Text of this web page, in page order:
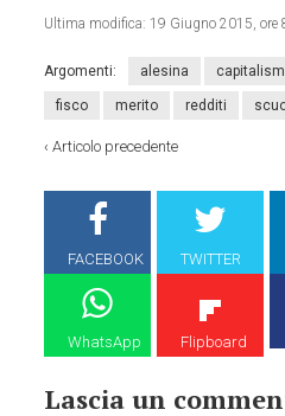
Ultima modifica: 19 Giugno 2015, ore
Argomenti: alesina
fisco merito redditi
‹Articolo precedente
FACEBOOK TWITTER
WhatsApp Flipboard
Lascia un